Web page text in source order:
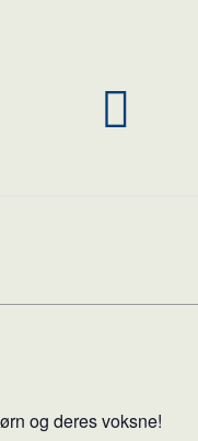
og deres voksne!